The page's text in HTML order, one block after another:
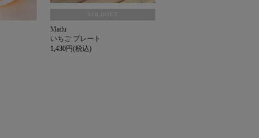
SOLDOUT
Madu
いちご プレート
1,430円(税込)